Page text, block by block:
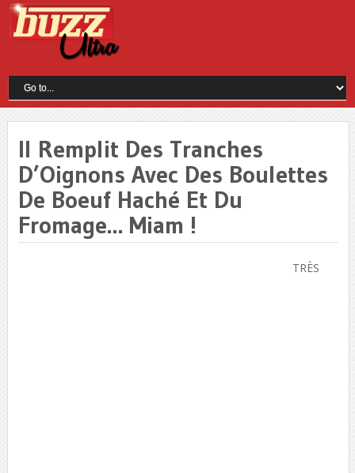
Il Remplit Des Tranches
D’Oignons Avec Des Boulettes
De Boeuf Haché Et Du
Fromage… Miam !
TRÈS